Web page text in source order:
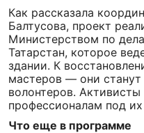
Как рассказала
Балтусова, проект
Министерством по
Татарстан, которое
здании. К
мастеров — они станут
волонтеров. Активисты
профессионалам под
Что еще в программе